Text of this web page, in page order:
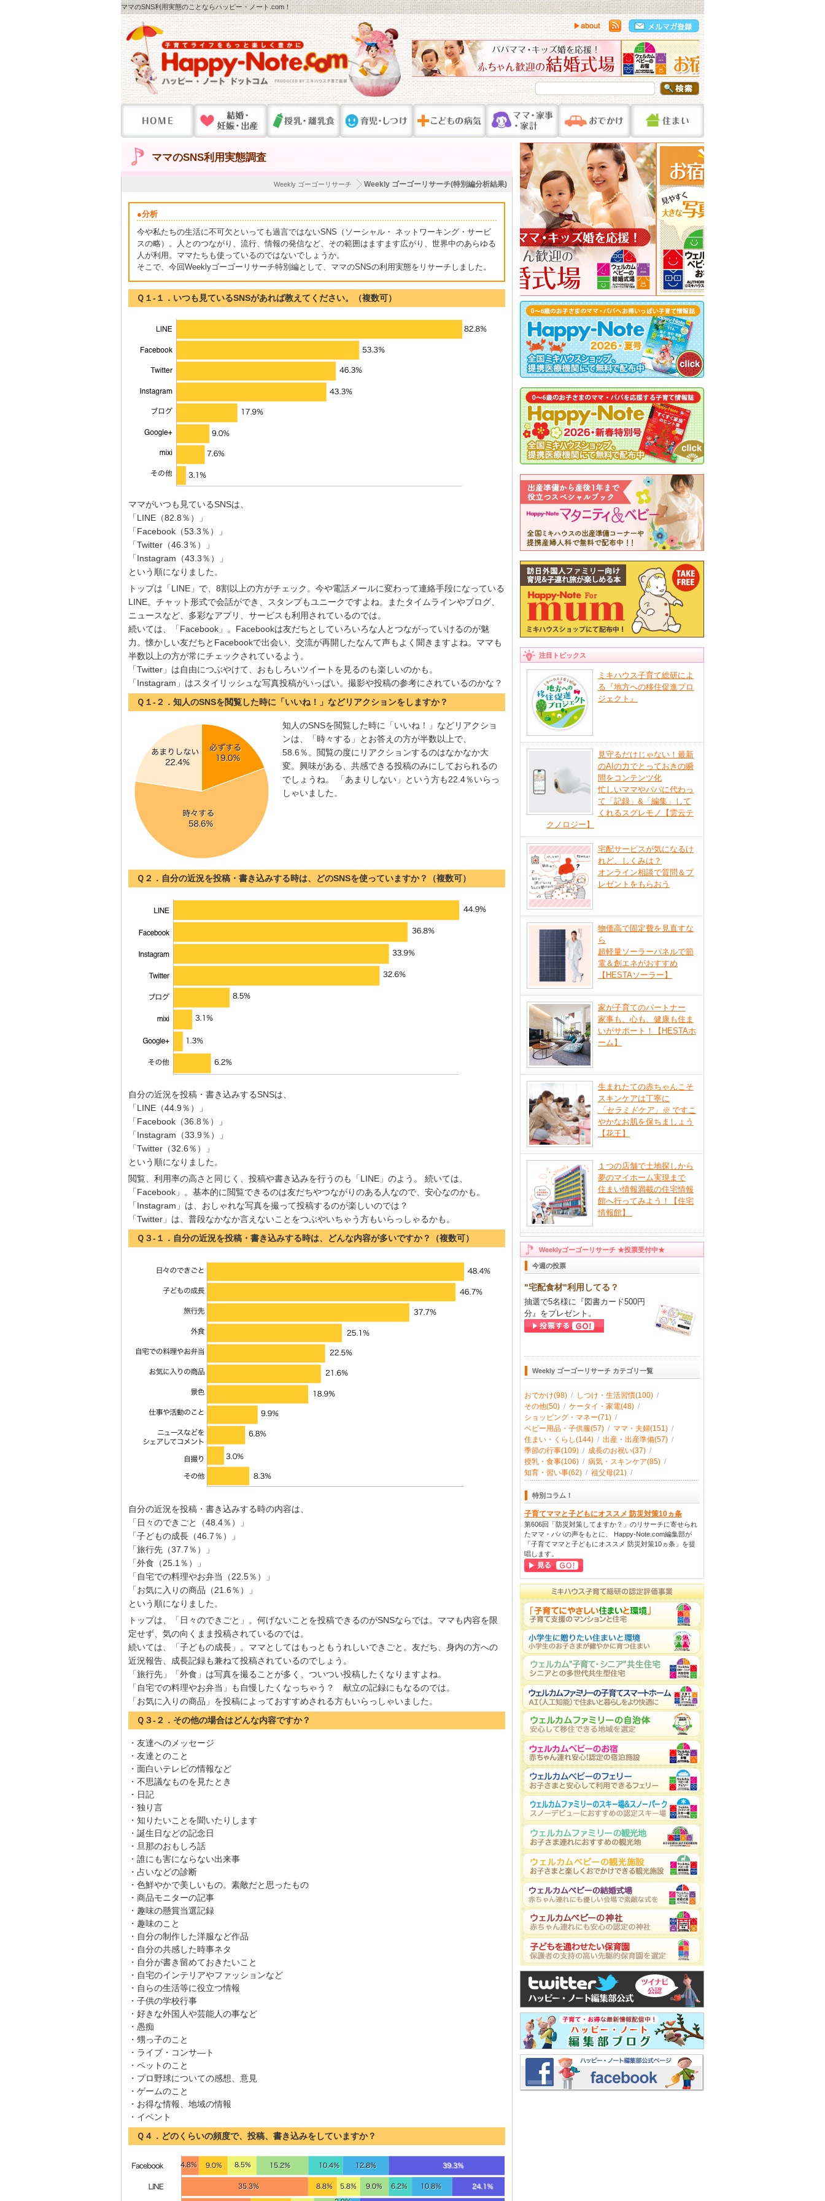
ママのSNS利用実態のことならハッピー・ノート.com！
ママのSNS利用実態調査
Weekly ゴーゴーリサーチ(特別編分析結果)
Weekly ゴーゴーリサーチ
●分析
今や私たちの生活に不可欠といっても過言ではないSNS（ソーシャル・ ネットワーキング・サービ
スの略）。人とのつながり、流行、情報の発信など、その範囲はますます広がり、世界中のあらゆる
人が利用。ママたちも使っているのではないでしょうか。
そこで、今回Weeklyゴーゴーリサーチ特別編として、ママのSNSの利用実態をリサーチしました。
Ｑ１-１．いつも見ているSNSがあれば教えてください。（複数可）
ママがいつも見ているSNSは、
「LINE（82.8％）」
「Facebook（53.3％）」
「Twitter（46.3％）」
「Instagram（43.3％）」
という順になりました。
トップは「LINE」で、8割以上の方がチェック。今や電話メールに変わって連絡手段になっている
LINE。チャット形式で会話ができ、スタンプもユニークですよね。またタイムラインやブログ、
ニュースなど、多彩なアプリ、サービスも利用されているのでは。
続いては、「Facebook」。Facebookは友だちとしていろいろな人とつながっていけるのが魅
力。懐かしい友だちとFacebookで出会い、交流が再開したなんて声もよく聞きますよね。ママも
半数以上の方が常にチェックされているよう。
「Twitter」は自由につぶやけて、おもしろいツイートを見るのも楽しいのかも。
「Instagram」はスタイリッシュな写真投稿がいっぱい。撮影や投稿の参考にされているのかな？
Ｑ１-２．知人のSNSを閲覧した時に「いいね！」などリアクションをしますか？
知人のSNSを閲覧した時に「いいね！」などリアクショ
ンは、「時々する」とお答えの方が半数以上で、
58.6％。閲覧の度にリアクションするのはなかなか大
変。興味がある、共感できる投稿のみにしておられるの
でしょうね。 「あまりしない」という方も22.4％いらっ
しゃいました。
Ｑ２．自分の近況を投稿・書き込みする時は、どのSNSを使っていますか？（複数可）
自分の近況を投稿・書き込みするSNSは、
「LINE（44.9％）」
「Facebook（36.8％）」
「Instagram（33.9％）」
「Twitter（32.6％）」
という順になりました。
閲覧、利用率の高さと同じく、投稿や書き込みを行うのも「LINE」のよう。 続いては、
「Facebook」。基本的に閲覧できるのは友だちやつながりのある人なので、安心なのかも。
「Instagram」は、おしゃれな写真を撮って投稿するのが楽しいのでは？
「Twitter」は、普段なかなか言えないことをつぶやいちゃう方もいらっしゃるかも。
Ｑ３-１．自分の近況を投稿・書き込みする時は、どんな内容が多いですか？（複数可）
自分の近況を投稿・書き込みする時の内容は、
「日々のできごと（48.4％）」
「子どもの成長（46.7％）」
「旅行先（37.7％）」
「外食（25.1％）」
「自宅での料理やお弁当（22.5％）」
「お気に入りの商品（21.6％）」
という順になりました。
トップは、「日々のできごと」。何げないことを投稿できるのがSNSならでは。ママも内容を限
定せず、気の向くまま投稿されているのでは。
続いては、「子どもの成長」。ママとしてはもっともうれしいできごと。友だち、身内の方への
近況報告、成長記録も兼ねて投稿されているのでしょう。
「旅行先」「外食」は写真を撮ることが多く、ついつい投稿したくなりますよね。
「自宅での料理やお弁当」も自慢したくなっちゃう？ 献立の記録にもなるのでは。
「お気に入りの商品」を投稿によっておすすめされる方もいらっしゃいました。
Ｑ３-２．その他の場合はどんな内容ですか？
・友達へのメッセージ
・友達とのこと
・面白いテレビの情報など
・不思議なものを見たとき
・日記
・独り言
・知りたいことを聞いたりします
・誕生日などの記念日
・旦那のおもしろ話
・誰にも害にならない出来事
・占いなどの診断
・色鮮やかで美しいもの。素敵だと思ったもの
・商品モニターの記事
・趣味の懸賞当選記録
・趣味のこと
・自分の制作した洋服など作品
・自分の共感した時事ネタ
・自分が書き留めておきたいこと
・自宅のインテリアやファッションなど
・自らの生活等に役立つ情報
・子供の学校行事
・好きな外国人や芸能人の事など
・愚痴
・甥っ子のこと
・ライブ・コンサ―ト
・ペットのこと
・プロ野球についての感想、意見
・ゲームのこと
・お得な情報、地域の情報
・イベント
Ｑ４．どのくらいの頻度で、投稿、書き込みをしていますか？
注目トピックス
ミキハウス子育て総研によ
る『地方への移住促進プロ
ジェクト』
見守るだけじゃない！最新
のAIの力でとっておきの瞬
間をコンテンツ化
忙しいママやパパに代わっ
て「記録」&「編集」して
くれるスグレモノ【雲云テ
クノロジー】
宅配サービスが気になるけ
れど、しくみは？
オンライン相談で質問＆プ
レゼントをもらおう
物価高で固定費を見直すな
ら
超軽量ソーラーパネルで節
電＆創エネがおすすめ
【HESTAソーラー】
家が子育てのパートナー
家事も、心も、健康も住ま
いがサポート！【HESTAホ
ーム】
生まれたての赤ちゃんこそ
スキンケアは丁寧に
「セラミドケア」 ※ ですこ
やかなお肌を保ちましょう
【花王】
１つの店舗で土地探しから
夢のマイホーム実現まで
住まい情報満載の住宅情報
館へ行ってみよう！【住宅
情報館】
Weeklyゴーゴーリサーチ ★投票受付中★
今週の投票
"宅配食材"利用してる？
抽選で5名様に『図書カード500円
分』をプレゼント。
Weekly ゴーゴーリサーチ カテゴリ一覧
おでかけ(98)/ しつけ・生活習慣(100)/
その他(50)/ ケータイ・家電(48)/
ショッピング・マネー(71)/
ベビー用品・子供服(57)/ ママ・夫婦(151)/
住まい・くらし(144)/ 出産・出産準備(57)/
季節の行事(109)/ 成長のお祝い(37)/
授乳・食事(106)/ 病気・スキンケア(85)/
知育・習い事(62)/ 祖父母(21)/
特別コラム！
子育てママと子どもにオススメ 防災対策10ヵ条
第606回「防災対策してますか？」のリサーチに寄せられ
たママ・パパの声をもとに、 Happy-Note.com編集部が
「子育てママと子どもにオススメ 防災対策10ヵ条」を提
唱します。